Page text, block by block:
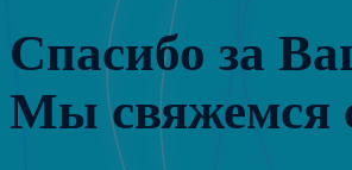
Спасибо за
Мы свяжемся